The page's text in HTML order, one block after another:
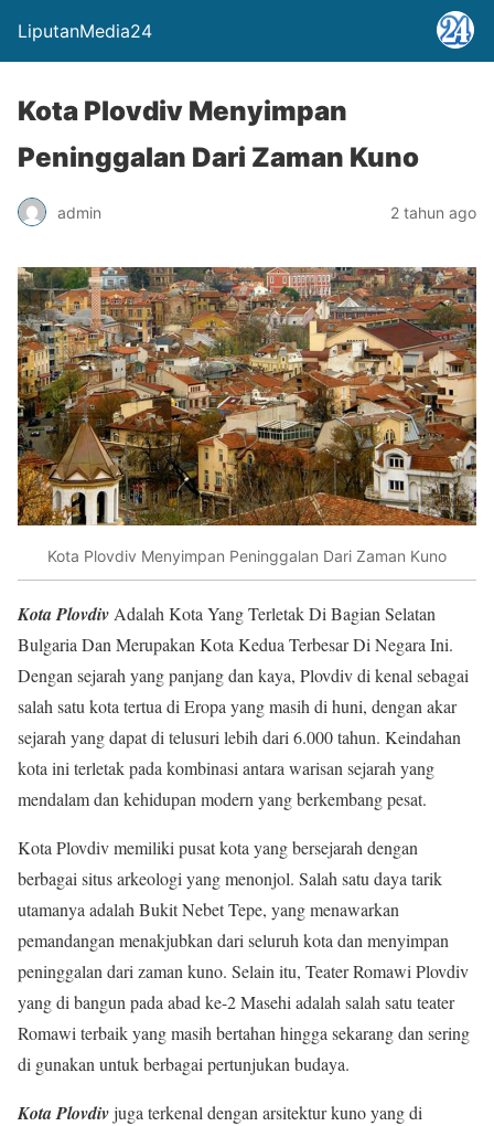
LiputanMedia24
Kota Plovdiv Menyimpan
Peninggalan Dari Zaman Kuno
admin 2 tahun ago
Kota Plovdiv Menyimpan Peninggalan Dari Zaman Kuno
Kota Plovdiv Adalah Kota Yang Terletak Di Bagian Selatan
Bulgaria Dan Merupakan Kota Kedua Terbesar Di Negara Ini.
Dengan sejarah yang panjang dan kaya, Plovdiv di kenal sebagai
salah satu kota tertua di Eropa yang masih di huni, dengan akar
sejarah yang dapat di telusuri lebih dari 6.000 tahun. Keindahan
kota ini terletak pada kombinasi antara warisan sejarah yang
mendalam dan kehidupan modern yang berkembang pesat.
Kota Plovdiv memiliki pusat kota yang bersejarah dengan
berbagai situs arkeologi yang menonjol. Salah satu daya tarik
utamanya adalah Bukit Nebet Tepe, yang menawarkan
pemandangan menakjubkan dari seluruh kota dan menyimpan
peninggalan dari zaman kuno. Selain itu, Teater Romawi Plovdiv
yang di bangun pada abad ke-2 Masehi adalah salah satu teater
Romawi terbaik yang masih bertahan hingga sekarang dan sering
di gunakan untuk berbagai pertunjukan budaya.
Kota Plovdivjuga terkenal dengan arsitektur kuno yang di